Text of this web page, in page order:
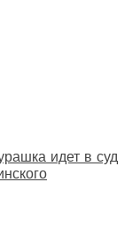
идет в суд